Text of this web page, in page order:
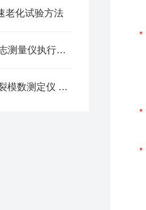
老化试验方法
SMD - 2001逆反射标志测量仪执行标准
瓷砖抗折机 陶瓷砖断裂模数测定仪 数显陶瓷抗折仪技术参数